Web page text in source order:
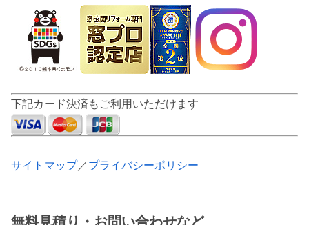
下記カード決済もご利用いただけます
サイトマップ／プライバシーポリシー
無料見積り・お問い合わせなど